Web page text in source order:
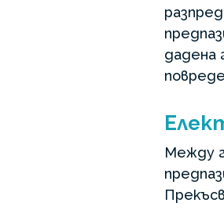
дадена
Между